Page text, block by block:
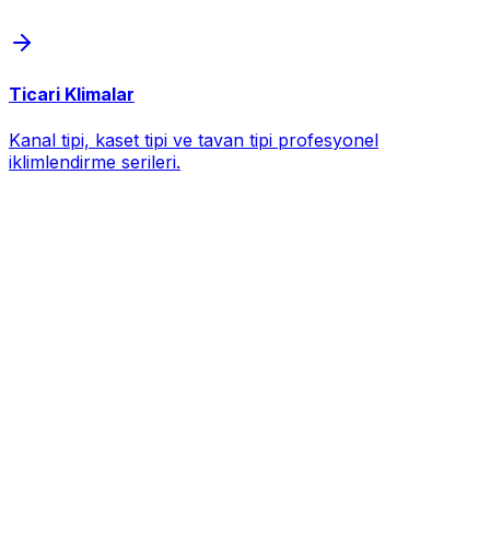
Ticari Klimalar
Kanal tipi, kaset tipi ve tavan tipi profesyonel
iklimlendirme serileri.